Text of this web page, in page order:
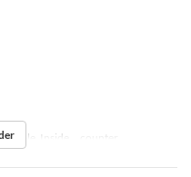
table, Inside counter